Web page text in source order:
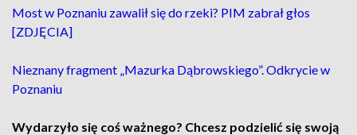
Most w Poznaniu zawalił się do rzeki? PIM zabrał głos
[ZDJĘCIA]
Nieznany fragment „Mazurka Dąbrowskiego”. Odkrycie w
Poznaniu
Wydarzyło się coś ważnego? Chcesz podzielić się swoją